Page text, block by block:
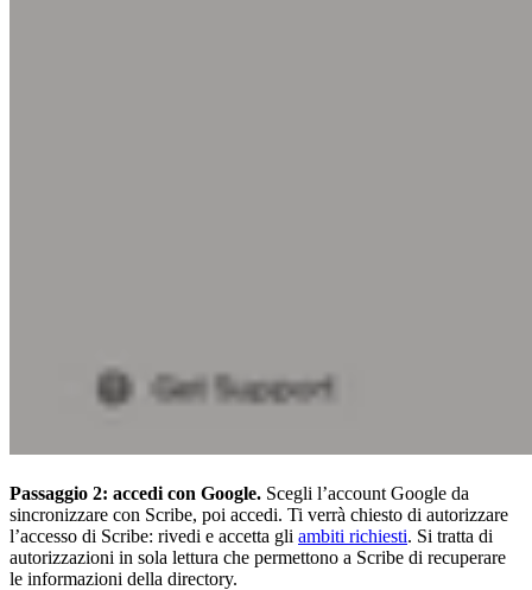
Passaggio 2: accedi con Google. Scegli l’account Google da
sincronizzare con Scribe, poi accedi. Ti verrà chiesto di autorizzare
l’accesso di Scribe: rivedi e accetta gli ambiti richiesti. Si tratta di
autorizzazioni in sola lettura che permettono a Scribe di recuperare
le informazioni della directory.